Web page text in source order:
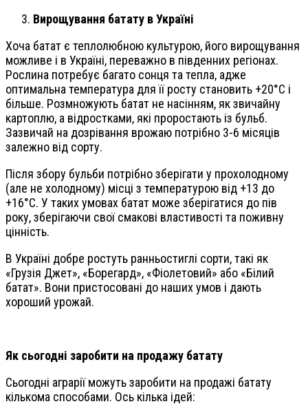
Вирощування батату в Україні
Хоча батат є теплолюбною культурою, його вирощування
можливе і в Україні, переважно в південних регіонах.
Рослина потребує багато сонця та тепла, адже
оптимальна температура для її росту становить +20°C і
більше. Розмножують батат не насінням, як звичайну
картоплю, а відростками, які проростають із бульб.
Зазвичай на дозрівання врожаю потрібно 3-6 місяців
залежно від сорту.
Після збору бульби потрібно зберігати у прохолодному
(але не холодному) місці з температурою від +13 до
+16°C. У таких умовах батат може зберігатися до пів
року, зберігаючи свої смакові властивості та поживну
цінність.
В Україні добре ростуть ранньостиглі сорти, такі як
«Грузія Джет», «Борегард», «Фіолетовий» або «Білий
батат». Вони пристосовані до наших умов і дають
хороший урожай.
Як сьогодні заробити на продажу батату
Сьогодні аграрії можуть заробити на продажі батату
кількома способами. Ось кілька ідей: